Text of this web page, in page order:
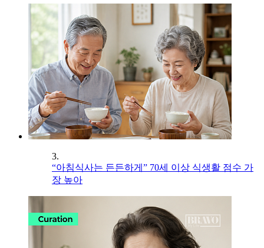
3.
“아침식사는 든든하게” 70세 이상 식생활 점수 가
장 높아